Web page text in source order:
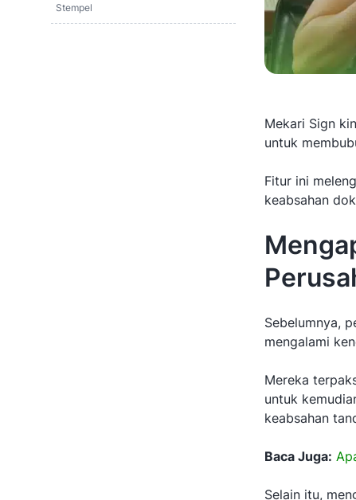
Stempel
Mekari Sign
untuk
Fitur ini
keabsahan
Sebelumnya,
mengalami
Mereka
untuk
keabsahan
Baca Juga:
Selain itu,